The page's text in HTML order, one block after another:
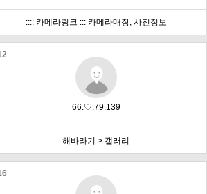
:::: 카메라링크 ::: 카메라매장, 사진정보
66.♡.79.139
해바라기 > 갤러리